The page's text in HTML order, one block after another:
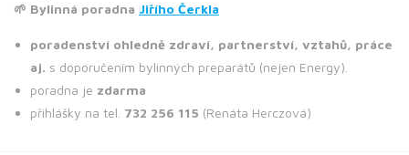
🌱 Bylinná poradna Jiřího Čerkla
poradenství ohledně zdraví, partnerství, vztahů, práce
aj. s doporučením bylinných preparátů (nejen Energy).
poradna je zdarma
přihlášky na tel. 732 256 115 (Renáta Herczová)